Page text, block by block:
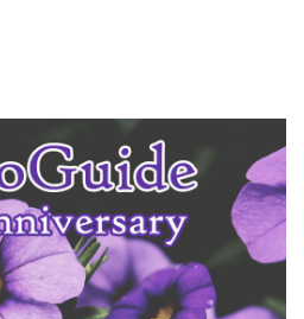
ในวันครบ
23, 2015 0